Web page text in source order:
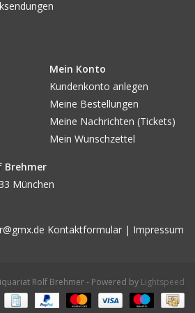
(z.B.: PP od. Rahmen) /
/ Beigabe:
in den Ecken. Unter PP! -Aus Slg.
Mein Konto
Kundenkonto anlegen
Meine Bestellungen
Meine Nachrichten (Tickets)
Mein Wunschzettel
München
Kontaktformular | Impressum
Rolf Brehmer - Powered by Lightspeed